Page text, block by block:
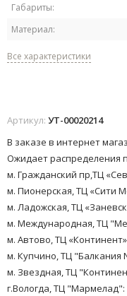
Габариты:
Материал:
Все характеристики
Артикул: УТ-00020214
В заказе в интернет
Ожидает распределения
м. Гражданский пр,ТЦ
м. Пионерская, ТЦ «Сити
м. Ладожская, ТЦ
м. Международная, ТЦ
м. Автово, ТЦ
м. Купчино, ТЦ "Балкания
м. Звездная, ТЦ
г.Вологда, ТЦ "Мармелад":